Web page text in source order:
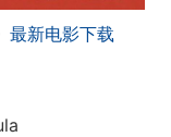
最新电影下载